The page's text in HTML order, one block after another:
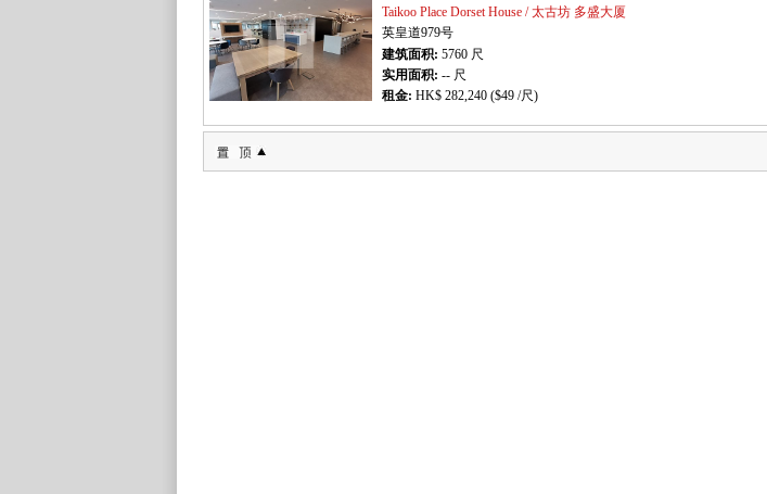
Taikoo Place Dorset House / 太古坊 多盛大厦
英皇道979号
建筑面积: 5760 尺
实用面积: -- 尺
租金: HK$ 282,240 ($49 /尺)